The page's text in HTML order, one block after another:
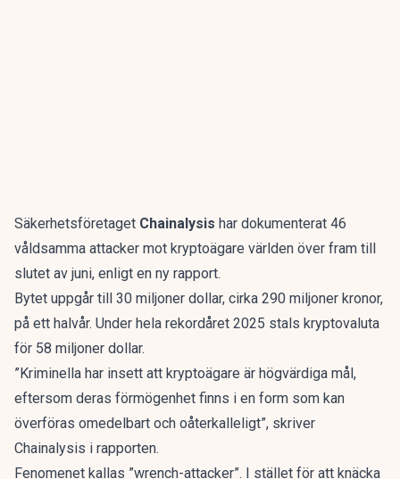
Säkerhetsföretaget Chainalysis har dokumenterat 46
våldsamma attacker mot kryptoägare världen över fram till
slutet av juni, enligt en ny rapport.
Bytet uppgår till 30 miljoner dollar, cirka 290 miljoner kronor,
på ett halvår. Under hela rekordåret 2025 stals kryptovaluta
för 58 miljoner dollar.
”Kriminella har insett att kryptoägare är högvärdiga mål,
eftersom deras förmögenhet finns i en form som kan
överföras omedelbart och oåterkalleligt”, skriver
Chainalysis i rapporten.
Fenomenet kallas ”wrench-attacker”. I stället för att knäcka